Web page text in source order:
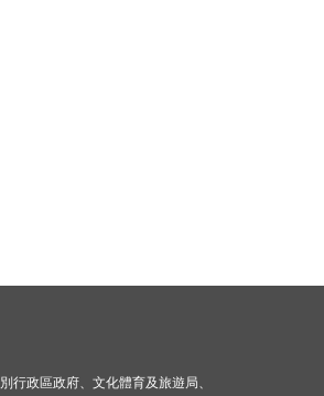
政區政府、文化體育及旅遊局、